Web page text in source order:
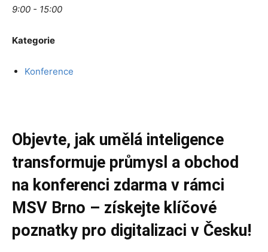
9:00 - 15:00
Kategorie
Konference
Objevte, jak umělá inteligence
transformuje průmysl a obchod
na konferenci zdarma v rámci
MSV Brno – získejte klíčové
poznatky pro digitalizaci v Česku!